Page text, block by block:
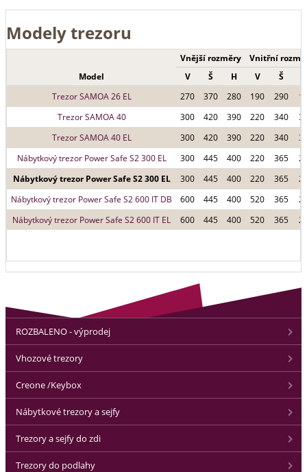
Modely trezoru
Model
Vnější rozměry
Vnitřní
V
Š H V Š
Trezor SAMOA 26 EL
270 370 280 190 290
Trezor SAMOA 40
300 420 390 220 340
Trezor SAMOA 40 EL
300 420 390 220 340
Nábytkový trezor Power Safe S2 300 EL
300 445 400 220 365
Nábytkový trezor Power Safe S2 300 EL
300 445 400 220 365
Nábytkový trezor Power Safe S2 600 IT DB
600 445 400 520 365
Nábytkový trezor Power Safe S2 600 IT EL
600 445 400 520 365
ROZBALENO - výprodej
Vhozové trezory
Creone /Keybox
Nábytkové trezory a sejfy
Trezory a sejfy do zdi
Trezory do podlahy